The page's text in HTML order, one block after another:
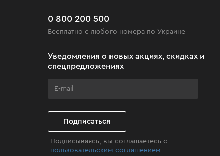
0 800 200 500
Бесплатно с любого номера по Украине
Уведомления о новых акциях, скидках и
спецпредложениях
Подписаться
Подписываясь, вы соглашаетесь с
пользовательским соглашением